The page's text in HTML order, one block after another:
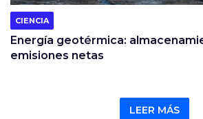
CIENCIA
Energía geotérmica:
emisiones netas
LEER MÁS